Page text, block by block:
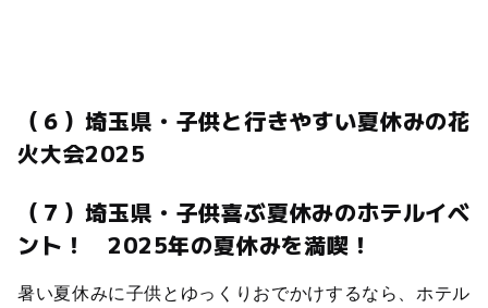
（６）埼玉県・子供と行きやすい夏休みの花
火大会2025
（７）埼玉県・子供喜ぶ夏休みのホテルイベ
ント！ 2025年の夏休みを満喫！
暑い夏休みに子供とゆっくりおでかけするなら、ホテル